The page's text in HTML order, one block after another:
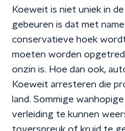
Koeweit is niet uniek in
gebeuren is dat met
conservatieve hoek
moeten worden
onzin is. Hoe dan ook,
Koeweit arresteren die
land. Sommige
verleiding te kunnen